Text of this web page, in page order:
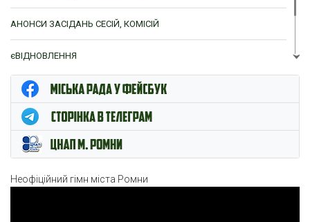
АНОНСИ ЗАСІДАНЬ СЕСІЙ, КОМІСІЙ
єВІДНОВЛЕННЯ
ЦНАП м. Ромни
Неофіційний гімн міста Ромни